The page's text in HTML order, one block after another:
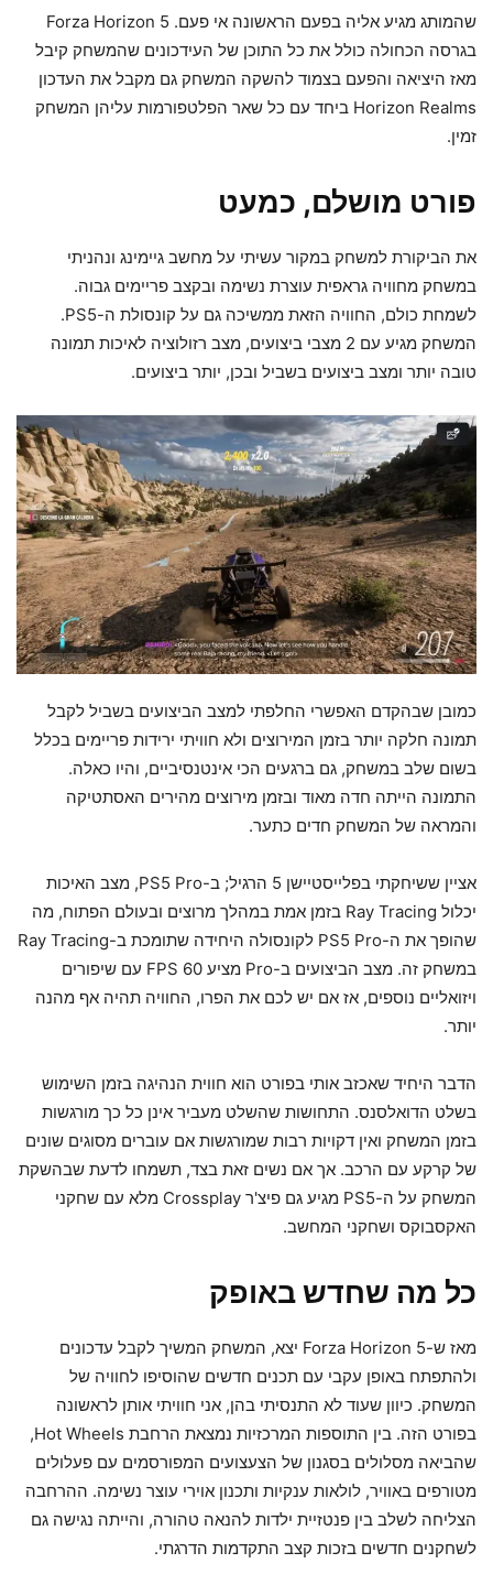
שהמותג מגיע אליה בפעם הראשונה אי פעם. Forza Horizon 5
בגרסה הכחולה כולל את כל התוכן של העידכונים שהמשחק קיבל
מאז היציאה והפעם בצמוד להשקה המשחק גם מקבל את העדכון
Horizon Realms ביחד עם כל שאר הפלטפורמות עליהן המשחק
זמין.
פורט מושלם, כמעט
את הביקורת למשחק במקור עשיתי על מחשב גיימינג ונהניתי
במשחק מחוויה גראפית עוצרת נשימה ובקצב פריימים גבוה.
לשמחת כולם, החוויה הזאת ממשיכה גם על קונסולת ה-PS5.
המשחק מגיע עם 2 מצבי ביצועים, מצב רזולוציה לאיכות תמונה
טובה יותר ומצב ביצועים בשביל ובכן, יותר ביצועים.
כמובן שבהקדם האפשרי החלפתי למצב הביצועים בשביל לקבל
תמונה חלקה יותר בזמן המירוצים ולא חוויתי ירידות פריימים בכלל
בשום שלב במשחק, גם ברגעים הכי אינטנסיביים, והיו כאלה.
התמונה הייתה חדה מאוד ובזמן מירוצים מהירים האסתטיקה
והמראה של המשחק חדים כתער.
אציין ששיחקתי בפלייסטיישן 5 הרגיל; ב-PS5 Pro, מצב האיכות
יכלול Ray Tracing בזמן אמת במהלך מרוצים ובעולם הפתוח, מה
שהופך את ה-PS5 Pro לקונסולה היחידה שתומכת ב-Ray Tracing
במשחק זה. מצב הביצועים ב-Pro מציע 60 FPS עם שיפורים
ויזואליים נוספים, אז אם יש לכם את הפרו, החוויה תהיה אף מהנה
יותר.
הדבר היחיד שאכזב אותי בפורט הוא חווית הנהיגה בזמן השימוש
בשלט הדואלסנס. התחושות שהשלט מעביר אינן כל כך מורגשות
בזמן המשחק ואין דקויות רבות שמורגשות אם עוברים מסוגים שונים
של קרקע עם הרכב. אך אם נשים זאת בצד, תשמחו לדעת שבהשקת
המשחק על ה-PS5 מגיע גם פיצ'ר Crossplay מלא עם שחקני
האקסבוקס ושחקני המחשב.
כל מה שחדש באופק
מאז ש-Forza Horizon 5 יצא, המשחק המשיך לקבל עדכונים
ולהתפתח באופן עקבי עם תכנים חדשים שהוסיפו לחוויה של
המשחק. כיוון שעוד לא התנסיתי בהן, אני חוויתי אותן לראשונה
בפורט הזה. בין התוספות המרכזיות נמצאת הרחבת Hot Wheels,
שהביאה מסלולים בסגנון של הצעצועים המפורסמים עם פעלולים
מטורפים באוויר, לולאות ענקיות ותכנון אוירי עוצר נשימה. ההרחבה
הצליחה לשלב בין פנטזיית ילדות להנאה טהורה, והייתה נגישה גם
לשחקנים חדשים בזכות קצב התקדמות הדרגתי.